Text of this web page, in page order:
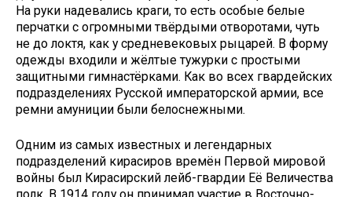
На руки надевались краги, то есть особые белые
перчатки с огромными твёрдыми отворотами, чуть
не до локтя, как у средневековых рыцарей. В форму
одежды входили и жёлтые тужурки с простыми
защитными гимнастёрками. Как во всех гвардейских
подразделениях Русской императорской армии, все
ремни амуниции были белоснежными.
Одним из самых известных и легендарных
подразделений кирасиров времён Первой мировой
войны был Кирасирский лейб-гвардии Её Величества
полк. В 1914 году он принимал участие в Восточно-